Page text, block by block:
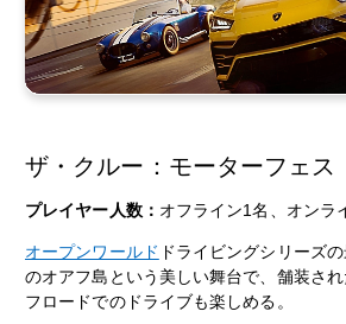
ザ・クルー：モーターフェス
プレイヤー人数： オフライン1名、オンラ
オープンワールド ドライビングシリーズ
のオアフ島という美しい舞台で、舗装さ
フロードでのドライブも楽しめる。